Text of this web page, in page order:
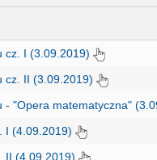
cz. I (3.09.2019)
cz. II (3.09.2019)
- "Opera matematyczna"
I (4.09.2019)
II (4.09.2019)